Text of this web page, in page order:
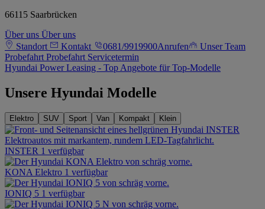
66115 Saarbrücken
Über uns Über uns
Standort
Kontakt 0681/9919900Anrufen
Unser Team
Probefahrt Probefahrt Servicetermin
Hyundai Power Leasing - Top Angebote für Top-Modelle
Unsere Hyundai Modelle
Elektro SUV Sport Van Kompakt Klein
INSTER 1 verfügbar
KONA Elektro 1 verfügbar
IONIQ 5 1 verfügbar